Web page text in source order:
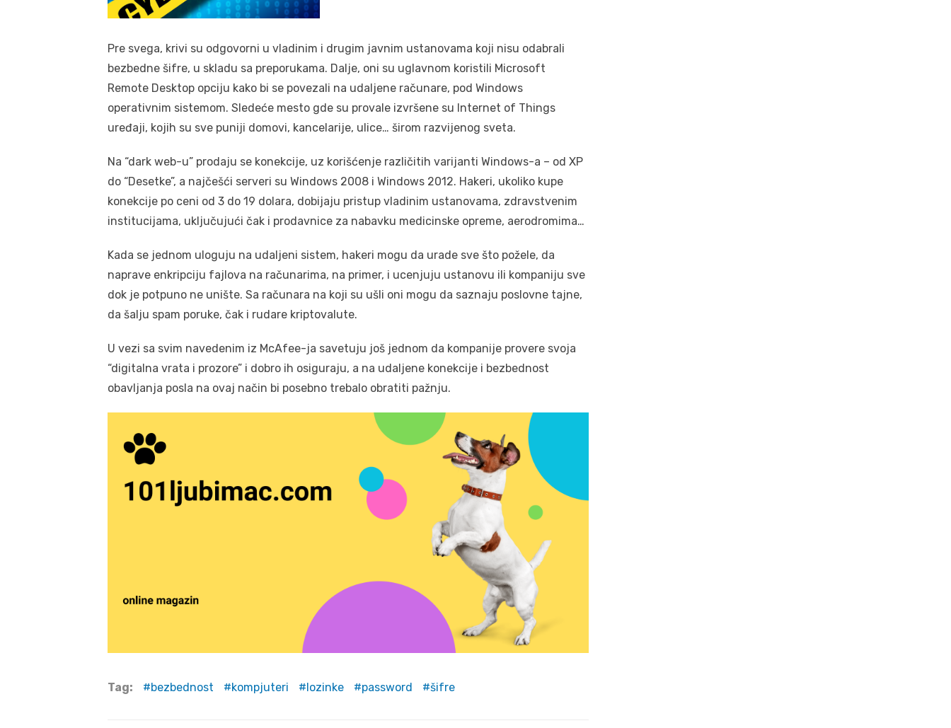
Pre svega, krivi su odgovorni u vladinim i drugim javnim ustanovama koji nisu odabrali
bezbedne šifre, u skladu sa preporukama. Dalje, oni su uglavnom koristili Microsoft
Remote Desktop opciju kako bi se povezali na udaljene računare, pod Windows
operativnim sistemom. Sledeće mesto gde su provale izvršene su Internet of Things
uređaji, kojih su sve puniji domovi, kancelarije, ulice… širom razvijenog sveta.
Na “dark web-u” prodaju se konekcije, uz korišćenje različitih varijanti Windows-a – od XP
do “Desetke”, a najčešći serveri su Windows 2008 i Windows 2012. Hakeri, ukoliko kupe
konekcije po ceni od 3 do 19 dolara, dobijaju pristup vladinim ustanovama, zdravstvenim
institucijama, uključujući čak i prodavnice za nabavku medicinske opreme, aerodromima…
Kada se jednom uloguju na udaljeni sistem, hakeri mogu da urade sve što požele, da
naprave enkripciju fajlova na računarima, na primer, i ucenjuju ustanovu ili kompaniju sve
dok je potpuno ne unište. Sa računara na koji su ušli oni mogu da saznaju poslovne tajne,
da šalju spam poruke, čak i rudare kriptovalute.
U vezi sa svim navedenim iz McAfee-ja savetuju još jednom da kompanije provere svoja
“digitalna vrata i prozore” i dobro ih osiguraju, a na udaljene konekcije i bezbednost
obavljanja posla na ovaj način bi posebno trebalo obratiti pažnju.
Tag: bezbednost kompjuteri lozinke password šifre